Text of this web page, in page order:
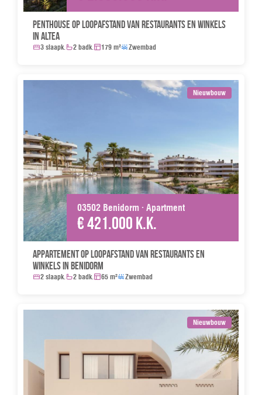
Penthouse op loopafstand van restaurants en winkels
in Altea
3 slaapk. 2 badk. 179 m² Zwembad
Nieuwbouw
03502 Benidorm · Apartment
€ 421.000 k.k.
Appartement op loopafstand van restaurants en
winkels in Benidorm
2 slaapk. 2 badk. 65 m² Zwembad
Nieuwbouw